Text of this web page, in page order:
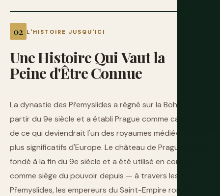
L'HISTOIRE JUSQU'ICI
UneHistoireQuiVautla
Peined'ÊtreConnue
La dynastie des Přemyslides a régné sur la Bohême à
partir du 9e siècle et a établi Prague comme capitale
de ce qui deviendrait l'un des royaumes médiévaux les
plus significatifs d'Europe. Le château de Prague a été
fondé à la fin du 9e siècle et a été utilisé en continu
comme siège du pouvoir depuis — à travers les rois
Přemyslides, les empereurs du Saint-Empire romain